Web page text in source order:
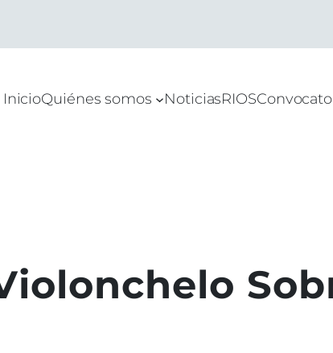
InicioQuiénes somos NoticiasRIOS